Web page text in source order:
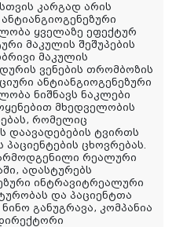
კარგად არის
ყველაზე ეფექტურ
მაკულის შეშუპების
მაკულის
ვენების თრომბოზის
ანტიანგიოგენეზური
ნიშნავს ნაკლები
მხედველობის
რომელიც
დაავადებების ტვირთს
ცხოვრებას.
რეალური
ადასტურებს
ინტრავიტრეალური
და პაციენტთა
განუგრავა, კომპანია